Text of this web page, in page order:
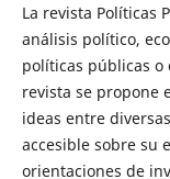
La revista Políticas
análisis político,
políticas públicas o
revista se propone
ideas entre
accesible sobre su
orientaciones de